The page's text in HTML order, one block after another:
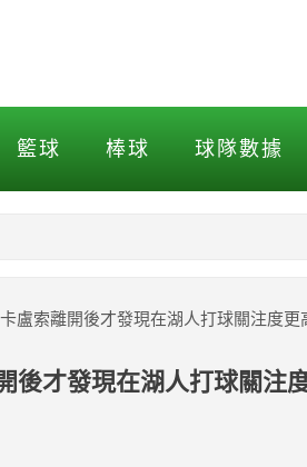
才發現在湖人打
籃球 棒球 球隊數據
卡盧索離開後才發現在湖人打球關注度更
後才發現在湖人打球關注